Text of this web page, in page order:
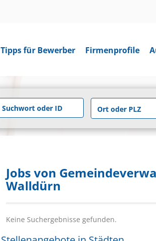
Tipps für Bewerber Firmenprofile
Jobs von
Walldürn
Keine Suchergebnisse gefunden.